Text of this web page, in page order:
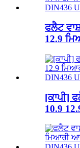
ਫਲੈਟ
12.9
[ਕਾਪੀ]
10.9